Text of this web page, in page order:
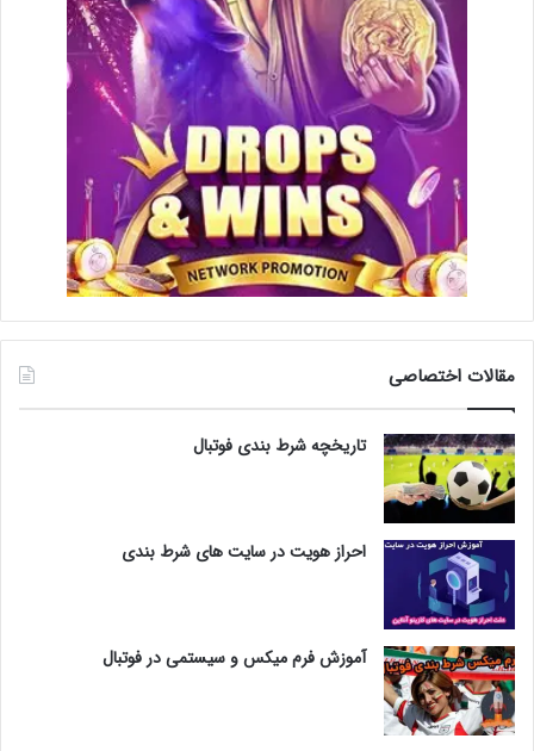
مقالات اختصاصی
تاریخچه شرط بندی فوتبال
احراز هویت در سایت های شرط بندی
آموزش فرم میکس و سیستمی در فوتبال